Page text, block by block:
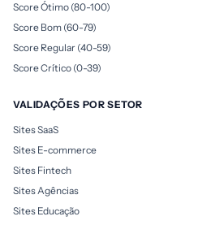
Score Ótimo (80-100)
Score Bom (60-79)
Score Regular (40-59)
Score Crítico (0-39)
VALIDAÇÕES POR SETOR
Sites SaaS
Sites E-commerce
Sites Fintech
Sites Agências
Sites Educação